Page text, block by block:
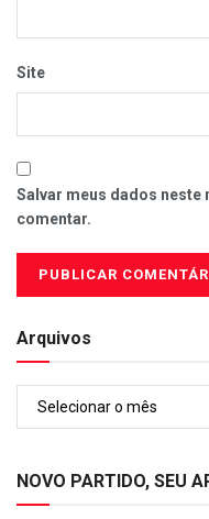
Site
Salvar meus dados neste
comentar.
Arquivos
NOVO PARTIDO, SEU